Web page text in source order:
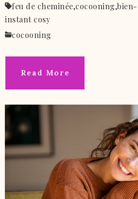
feu de cheminée,cocooning,
instant cosy
cocooning
Read More